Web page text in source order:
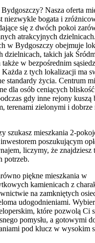
Nasza oferta
bogata i
się z dwóch pokoi
atrakcyjnych
w Bydgoszczy obejmuje
dzielnicach, takich jak
w bezpośrednim
z tych lokalizacji ma
standardy życia. Centrum
dla osób ceniących
gdy inne rejony kuszą
terenami zielonymi i dobrze
szukasz mieszkania 2-
poszukującym
liczymy, że znajdziesz
potrzeb.
piękne mieszkania w
kamienicach z
na zamkniętych
udogodnieniami.
które pozwolą Ci
pomysłu, a gotowymi
pod klucz w wysokim